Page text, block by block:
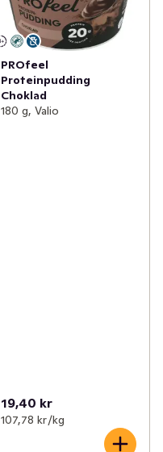
PROfeel
Proteinpudding
Choklad
180 g, Valio
19,40 kr
107,78 kr /kg